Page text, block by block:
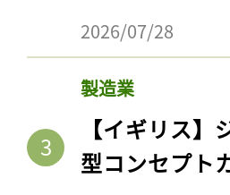
2026/07/28
製造業
【イギリス
型コンセプト